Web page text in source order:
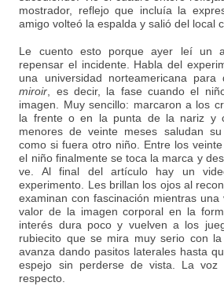
mostrador, reflejo que incluía la
amigo volteó la espalda y salió del local
Le cuento esto porque ayer leí un
repensar el incidente. Habla del
una universidad norteamericana
miroir , es decir, la fase cuando el
imagen. Muy sencillo: marcaron a los
la frente o en la punta de la nariz y
menores de veinte meses saludan
como si fuera otro niño. Entre los
el niño finalmente se toca la marca y
ve. Al final del artículo hay un
experimento. Les brillan los ojos al
examinan con fascinación mientras una
valor de la imagen corporal en la
interés dura poco y vuelven a los
rubiecito que se mira muy serio con
avanza dando pasitos laterales hasta
espejo sin perderse de vista. La voz
respecto.